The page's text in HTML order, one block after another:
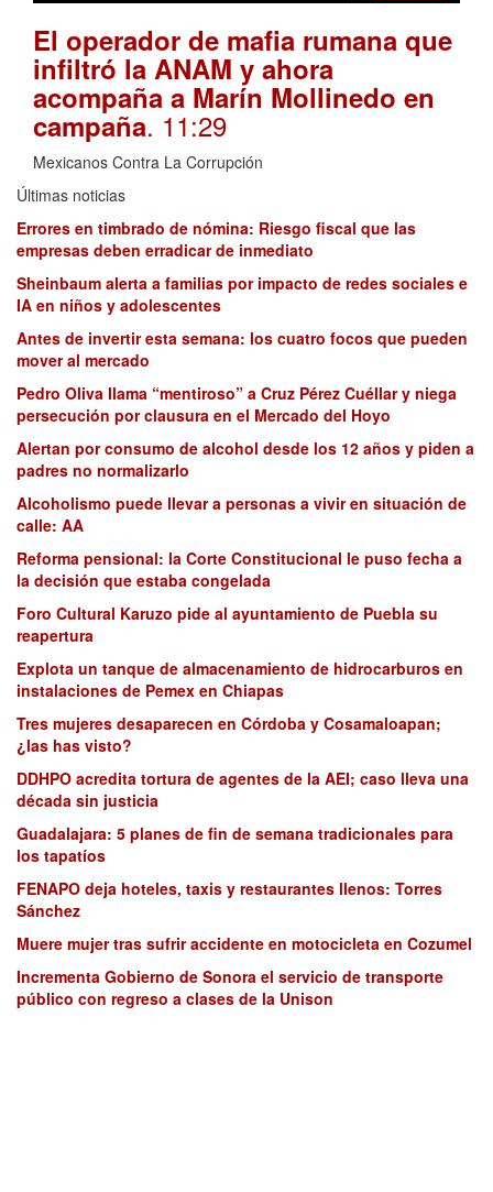
El operador de mafia rumana que
infiltró la ANAM y ahora
acompaña a Marín Mollinedo en
campaña. 11:29
Mexicanos Contra La Corrupción
Últimas noticias
Errores en timbrado de nómina: Riesgo fiscal que las
empresas deben erradicar de inmediato
Sheinbaum alerta a familias por impacto de redes sociales e
IA en niños y adolescentes
Antes de invertir esta semana: los cuatro focos que pueden
mover al mercado
Pedro Oliva llama “mentiroso” a Cruz Pérez Cuéllar y niega
persecución por clausura en el Mercado del Hoyo
Alertan por consumo de alcohol desde los 12 años y piden a
padres no normalizarlo
Alcoholismo puede llevar a personas a vivir en situación de
calle: AA
Reforma pensional: la Corte Constitucional le puso fecha a
la decisión que estaba congelada
Foro Cultural Karuzo pide al ayuntamiento de Puebla su
reapertura
Explota un tanque de almacenamiento de hidrocarburos en
instalaciones de Pemex en Chiapas
Tres mujeres desaparecen en Córdoba y Cosamaloapan;
¿las has visto?
DDHPO acredita tortura de agentes de la AEI; caso lleva una
década sin justicia
Guadalajara: 5 planes de fin de semana tradicionales para
los tapatíos
FENAPO deja hoteles, taxis y restaurantes llenos: Torres
Sánchez
Muere mujer tras sufrir accidente en motocicleta en Cozumel
Incrementa Gobierno de Sonora el servicio de transporte
público con regreso a clases de la Unison